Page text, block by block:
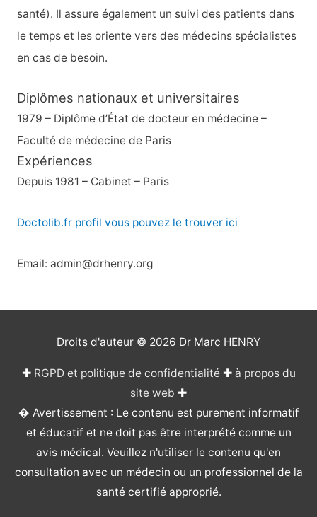
:
santé). Il assure également un suivi des patients dans
le temps et les oriente vers des médecins spécialistes
en cas de besoin.
Diplômes nationaux et universitaires
1979 – Diplôme d’État de docteur en médecine –
Faculté de médecine de Paris
Expériences
Depuis 1981 – Cabinet – Paris
Doctolib.fr profil vous pouvez le trouver ici
Email: admin@drhenry.org
Droits d'auteur © 2026 Dr Marc HENRY
✚ RGPD et politique de confidentialité✚ à propos du
site web ✚
� Avertissement : Le contenu est purement informatif
et éducatif et ne doit pas être interprété comme un
avis médical. Veuillez n'utiliser le contenu qu'en
consultation avec un médecin ou un professionnel de la
santé certifié approprié.